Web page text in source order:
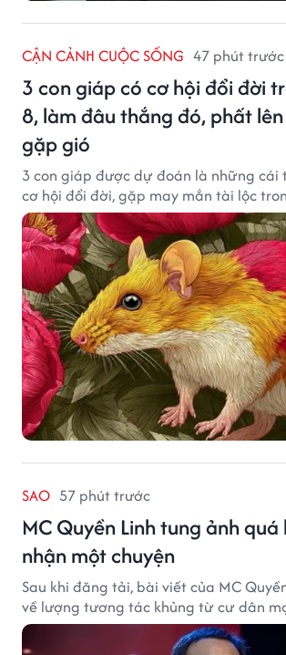
CẬN CẢNH CUỘC SỐNG 47 phút trước
3 con giáp có cơ hội đổi đời
8, làm đâu thắng đó, phất
gặp gió
3 con giáp được dự đoán là những cái
cơ hội đổi đời, gặp may mắn tài lộc
SAO 57 phút trước
MC Quyền Linh tung ảnh
nhận một chuyện
Sau khi đăng tải, bài viết của MC
về lượng tương tác khủng từ cư dân